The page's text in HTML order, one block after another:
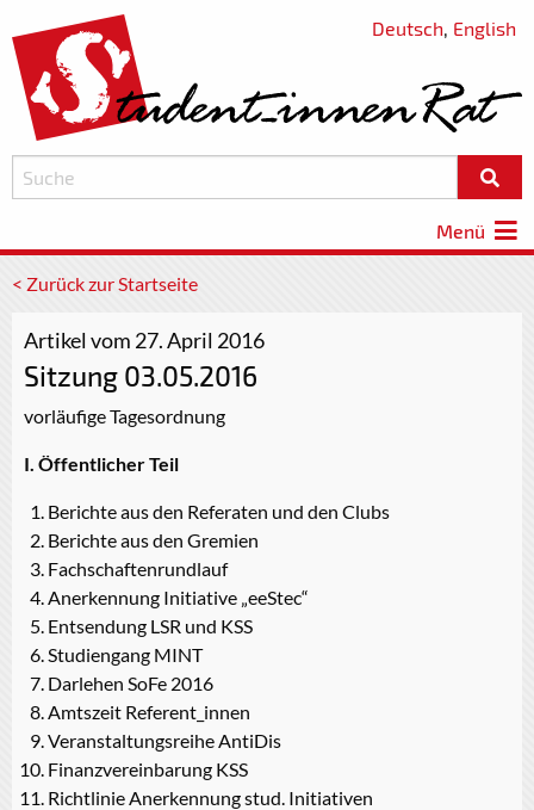
Deutsch, English
Menü
< Zurück zur Startseite
Artikel vom 27. April 2016
Sitzung 03.05.2016
vorläufige Tagesordnung
I. Öffentlicher Teil
Berichte aus den Referaten und den Clubs
Berichte aus den Gremien
Fachschaftenrundlauf
Anerkennung Initiative „eeStec“
Entsendung LSR und KSS
Studiengang MINT
Darlehen SoFe 2016
Amtszeit Referent_innen
Veranstaltungsreihe AntiDis
Finanzvereinbarung KSS
Richtlinie Anerkennung stud. Initiativen